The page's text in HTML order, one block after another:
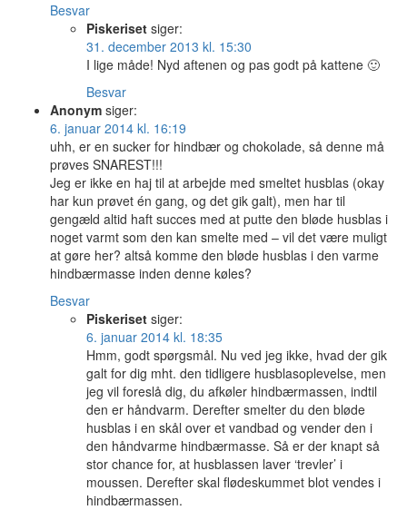
Besvar
Piskeriset siger:
31. december 2013 kl. 15:30
I lige måde! Nyd aftenen og pas godt på kattene 🙂
Besvar
Anonym siger:
6. januar 2014 kl. 16:19
uhh, er en sucker for hindbær og chokolade, så denne må
prøves SNAREST!!!
Jeg er ikke en haj til at arbejde med smeltet husblas (okay
har kun prøvet én gang, og det gik galt), men har til
gengæld altid haft succes med at putte den bløde husblas i
noget varmt som den kan smelte med – vil det være muligt
at gøre her? altså komme den bløde husblas i den varme
hindbærmasse inden denne køles?
Besvar
Piskeriset siger:
6. januar 2014 kl. 18:35
Hmm, godt spørgsmål. Nu ved jeg ikke, hvad der gik
galt for dig mht. den tidligere husblasoplevelse, men
jeg vil foreslå dig, du afkøler hindbærmassen, indtil
den er håndvarm. Derefter smelter du den bløde
husblas i en skål over et vandbad og vender den i
den håndvarme hindbærmasse. Så er der knapt så
stor chance for, at husblassen laver ‘trevler’ i
moussen. Derefter skal flødeskummet blot vendes i
hindbærmassen.